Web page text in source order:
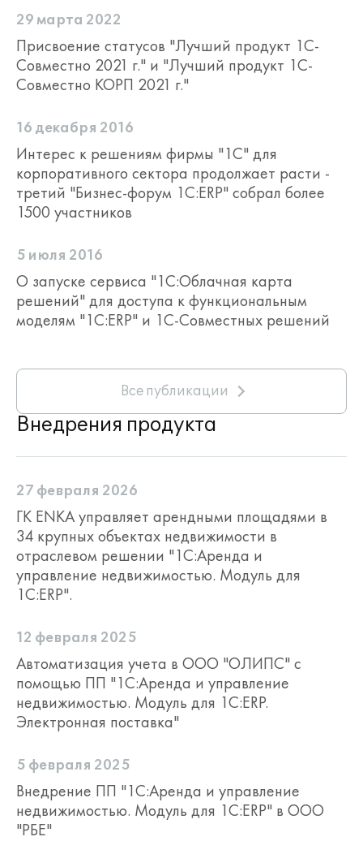
29 марта 2022
Присвоение статусов "Лучший продукт 1С-
Совместно 2021 г." и "Лучший продукт 1С-
Совместно КОРП 2021 г."
16 декабря 2016
Интерес к решениям фирмы "1С" для
корпоративного сектора продолжает расти -
третий "Бизнес-форум 1С:ERP" собрал более
1500 участников
5 июля 2016
О запуске сервиса "1С:Облачная карта
решений" для доступа к функциональным
моделям "1С:ERP" и 1С-Совместных решений
Все публикации
Внедрения продукта
27 февраля 2026
ГК ENKA управляет арендными площадями в
34 крупных объектах недвижимости в
отраслевом решении "1С:Аренда и
управление недвижимостью. Модуль для
1С:ERP".
12 февраля 2025
Автоматизация учета в ООО "ОЛИПС" с
помощью ПП "1С:Аренда и управление
недвижимостью. Модуль для 1С:ERP.
Электронная поставка"
5 февраля 2025
Внедрение ПП "1С:Аренда и управление
недвижимостью. Модуль для 1С:ERP" в ООО
"РБЕ"